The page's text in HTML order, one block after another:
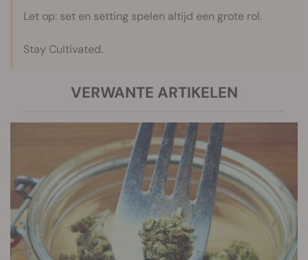
Let op: set en setting spelen altijd een grote rol.
Stay Cultivated.
VERWANTE ARTIKELEN